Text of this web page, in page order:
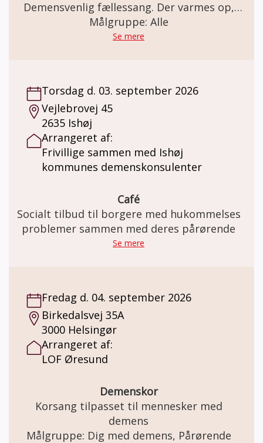
kontaktpersonerne, inden du dukker op som
ny, så du er sikker på, om vi er der.
Mødestedet holder til hos Ajax København,
Demensvenlig fællessang. Der varmes op,
inden vi synger (om årstiderne, glæder,
sorger, naturen, og meget mere i selskab)
Målgruppe: Alle
Se mere
Torsdag d. 03. september 2026
Vejlebrovej 45
2635 Ishøj
Arrangeret af:
Frivillige sammen med Ishøj
kommunes demenskonsulenter
Café
Socialt tilbud til borgere med hukommelses
problemer sammen med deres pårørende
Se mere
Fredag d. 04. september 2026
Birkedalsvej 35A
3000 Helsingør
Arrangeret af:
LOF Øresund
Demenskor
Korsang tilpasset til mennesker med
demens
Målgruppe: Dig med demens, Pårørende